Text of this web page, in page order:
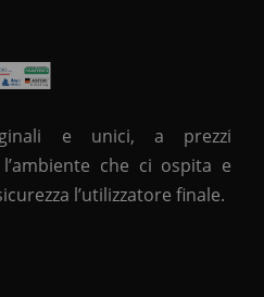
e unici, a prezzi
che ci ospita e
l’utilizzatore finale.